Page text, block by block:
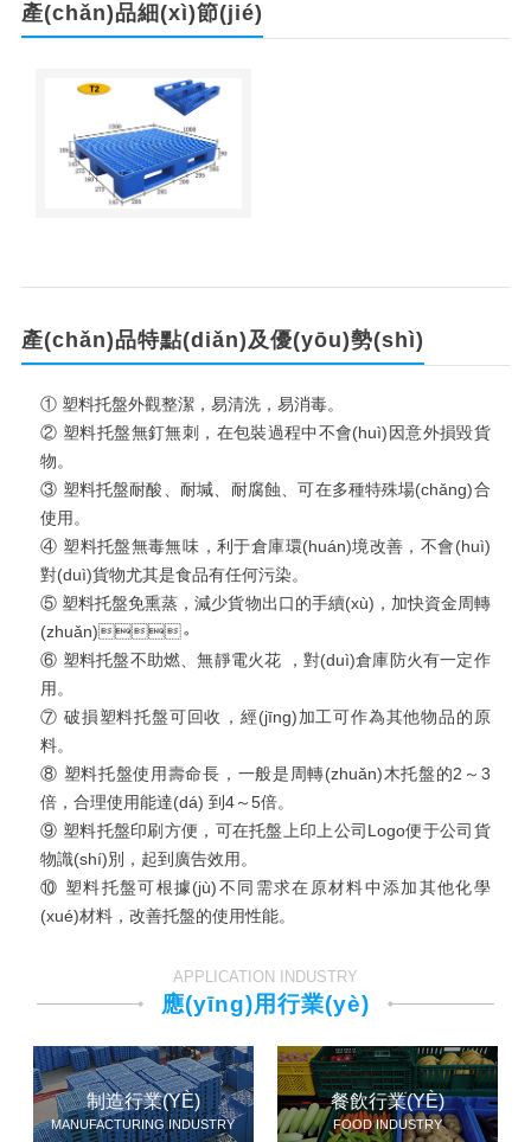
產(chǎn)品細(xì)節(jié)
產(chǎn)品特點(diǎn)及優(yōu)勢(shì)
① 塑料托盤外觀整潔，易清洗，易消毒。
② 塑料托盤無釘無刺，在包裝過程中不會(huì)因意外損毀貨
物。
③ 塑料托盤耐酸、耐堿、耐腐蝕、可在多種特殊場(chǎng)合
使用。
④ 塑料托盤無毒無味，利于倉庫環(huán)境改善，不會(huì)
對(duì)貨物尤其是食品有任何污染。
⑤ 塑料托盤免熏蒸，減少貨物出口的手續(xù)，加快資金周轉
(zhuǎn)。
⑥ 塑料托盤不助燃、無靜電火花 ，對(duì)倉庫防火有一定作
用。
⑦ 破損塑料托盤可回收，經(jīng)加工可作為其他物品的原
料。
⑧ 塑料托盤使用壽命長，一般是周轉(zhuǎn)木托盤的2～3
倍，合理使用能達(dá) 到4～5倍。
⑨ 塑料托盤印刷方便，可在托盤上印上公司Logo便于公司貨
物識(shí)別，起到廣告效用。
⑩ 塑料托盤可根據(jù)不同需求在原材料中添加其他化學
(xué)材料，改善托盤的使用性能。
APPLICATION INDUSTRY
應(yīng)用行業(yè)
制造行業(YÈ)
MANUFACTURING INDUSTRY
餐飲行業(YÈ)
FOOD INDUSTRY